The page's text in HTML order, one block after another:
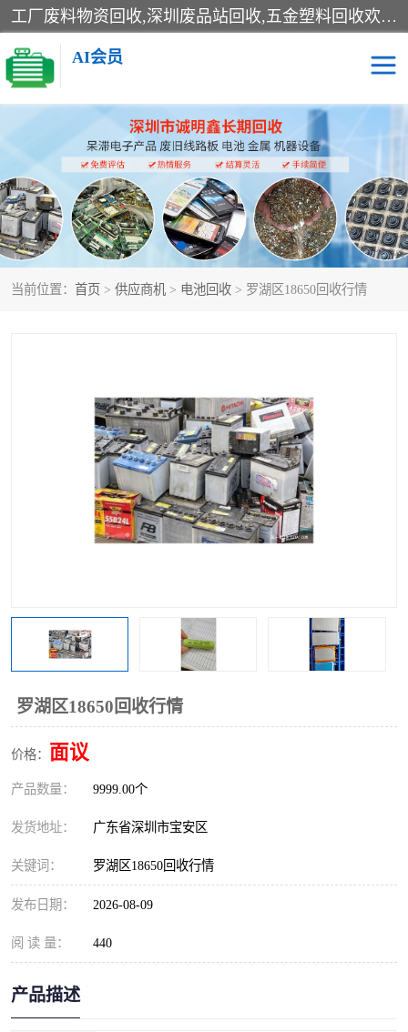
工厂废料物资回收,深圳废品站回收,五金塑料回收欢迎有金属、塑料、电子、电线、废旧设备、废铜、锡渣、线路板、镀银废料、废IC、电子零件、电子脚，等其他废旧物资的单位及个人联系洽谈。对提供息者我们可以提供优厚的业务提成（佣金）。
AI会员
当前位置： 首页 > 供应商机 > 电池回收 > 罗湖区18650回收行情
罗湖区18650回收行情
价格： 面议
产品数量： 9999.00个
发货地址： 广东省深圳市宝安区
关键词： 罗湖区18650回收行情
发布日期： 2026-08-09
阅 读 量： 440
产品描述
线路板回收 电子回收
电子产品回收 电池回收
金属回收 机器设备回收